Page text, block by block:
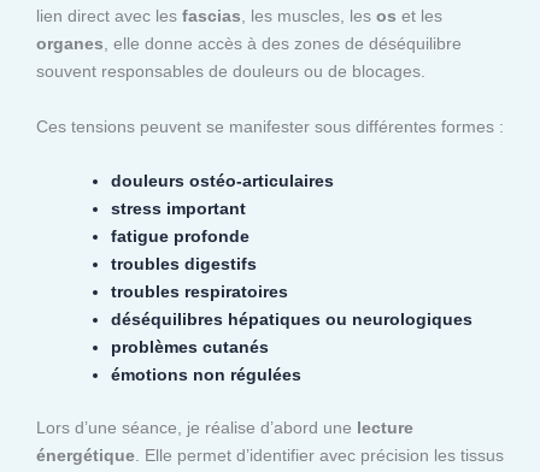
lien direct avec les fascias, les muscles, les os et les
organes, elle donne accès à des zones de déséquilibre
souvent responsables de douleurs ou de blocages.
Ces tensions peuvent se manifester sous différentes formes :
douleurs ostéo-articulaires
stress important
fatigue profonde
troubles digestifs
troubles respiratoires
déséquilibres hépatiques ou neurologiques
problèmes cutanés
émotions non régulées
Lors d’une séance, je réalise d’abord une lecture
énergétique . Elle permet d’identifier avec précision les tissus